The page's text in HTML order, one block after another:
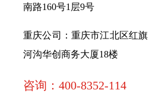
南路160号1层9号
重庆公司：重庆市江北区红旗
河沟华创商务大厦18楼
咨询：400-8352-114